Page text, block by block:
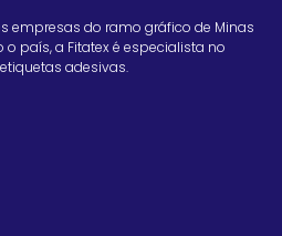
empresas do ramo gráfico de Minas
país, a Fitatex é especialista no
adesivas.